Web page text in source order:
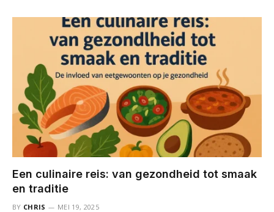
Een culinaire reis: van gezondheid tot smaak
en traditie
BY CHRIS MEI 19, 2025